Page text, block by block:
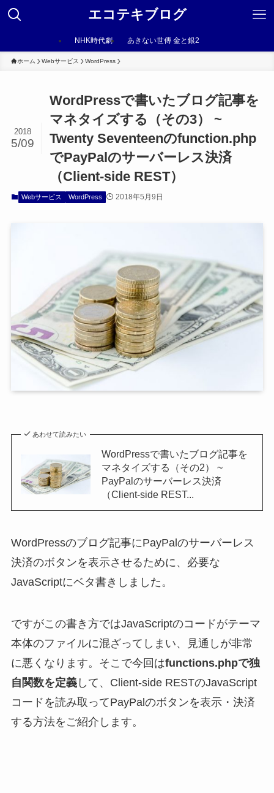
エコテキブログ
NHK時代劇 あきない世傳 金と銀2
ホーム Webサービス WordPress
WordPressで書いたブログ記事を
マネタイズする（その3） ~
Twenty Seventeenのfunction.php
でPayPalのサーバーレス決済
（Client-side REST）
2018
5/09
Webサービス WordPress 2018年5月9日
あわせて読みたい
WordPressで書いたブログ記事を
マネタイズする（その2） ~
PayPalのサーバーレス決済
（Client-side REST...
WordPressのブログ記事にPayPalのサーバーレス
決済のボタンを表示させるために、必要な
JavaScriptにベタ書きしました。
ですがこの書き方ではJavaScriptのコードがテーマ
本体のファイルに混ざってしまい、見通しが非常
に悪くなります。そこで今回はfunctions.phpで独
自関数を定義して、Client-side RESTのJavaScript
コードを読み取ってPayPalのボタンを表示・決済
する方法をご紹介します。